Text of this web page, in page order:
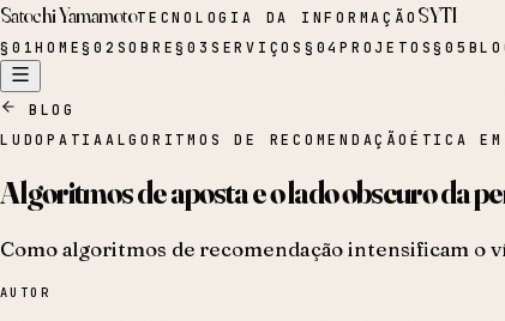
Satochi YamamotoTECNOLOGIA DA INFORMAÇÃO SYTI
§ 01HOME§02 SOBRE§03 SERVIÇOS § 04PROJETOS§05
BLOG
LUDOPATIA ALGORITMOS DE RECOMENDAÇÃO ÉTICA
Algoritmos de aposta e o lado obscuro da
Como algoritmos de recomendação intensificam o
AUTOR